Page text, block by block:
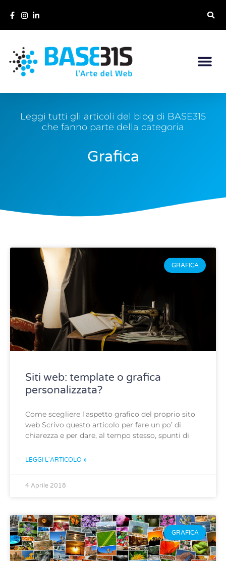
Leggi tutti gli articoli del blog di BASE315
che fanno parte della categoria
Grafica
GRAFICA
Siti web: template o grafica
personalizzata?
Come scegliere l’aspetto grafico del proprio sito
web Scrivo questo articolo per fare un po’ di
chiarezza e per dare, al tempo stesso, spunti di
LEGGI L'ARTICOLO »
4 Aprile 2018
GRAFICA